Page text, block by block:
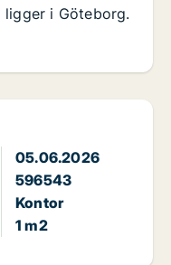
05.06.2026
596543
Kontor
1 m2
ligger i Göteborg.